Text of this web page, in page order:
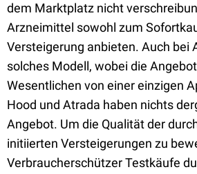
dem Marktplatz nicht
Arzneimittel sowohl zum
Versteigerung anbieten. Auch bei
solches Modell, wobei die
Wesentlichen von einer einzigen
Hood und Atrada haben nichts
Angebot. Um die Qualität der
initiierten Versteigerungen zu
Verbraucherschützer Testkäufe